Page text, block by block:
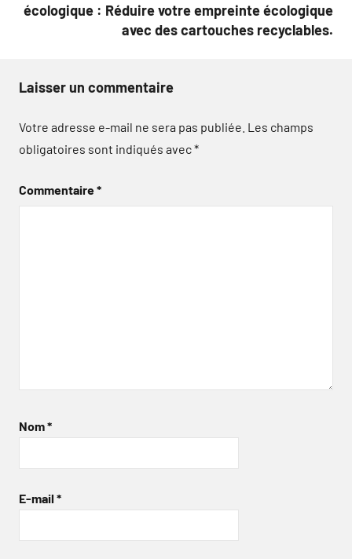
écologique : Réduire votre empreinte écologique
avec des cartouches recyclables.
Laisser un commentaire
Votre adresse e-mail ne sera pas publiée. Les champs
obligatoires sont indiqués avec*
Commentaire*
Nom*
E-mail *